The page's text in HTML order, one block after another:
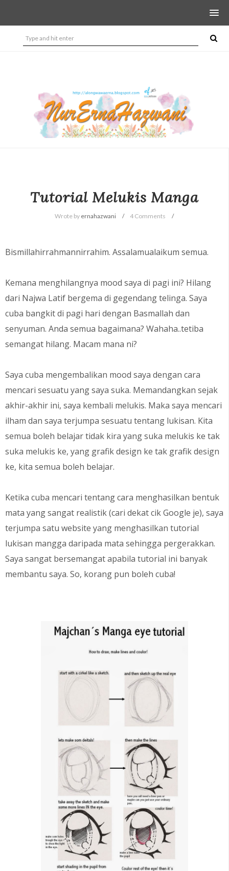
Tutorial Melukis Manga
Wrote by ernahazwani 4 Comments
Bismillahirrahmannirrahim. Assalamualaikum semua.
Kemana menghilangnya mood saya di pagi ini? Hilang
dari Najwa Latif bergema di gegendang telinga. Saya
cuba bangkit di pagi hari dengan Basmallah dan
senyuman. Anda semua bagaimana? Wahaha..tetiba
semangat hilang. Macam mana ni?
Saya cuba mengembalikan mood saya dengan cara
mencari sesuatu yang saya suka. Memandangkan sejak
akhir-akhir ini, saya kembali melukis. Maka saya mencari
ilham dan saya terjumpa sesuatu tentang lukisan. Kita
semua boleh belajar tidak kira yang suka melukis ke tak
suka melukis ke, yang grafik design ke tak grafik design
ke, kita semua boleh belajar.
Ketika cuba mencari tentang cara menghasilkan bentuk
mata yang sangat realistik (cari dekat cik Google je), saya
terjumpa satu website yang menghasilkan tutorial
lukisan mangga daripada mata sehingga pergerakkan.
Saya sangat bersemangat apabila tutorial ini banyak
membantu saya. So, korang pun boleh cuba!